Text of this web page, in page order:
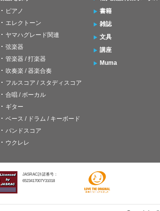
ピアノ
エレクトーン
ヤマハグレード関連
弦楽器
管楽器 / 打楽器
吹奏楽 / 器楽合奏
フルスコア / スタディスコア
合唱 / ボーカル
ギター
ベース / ドラム / キーボード
バンドスコア
ウクレレ
書籍
雑誌
文具
講座
Muma
JASRAC許諾番号：
6523417007Y31018